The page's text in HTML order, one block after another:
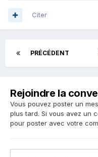
Citer
PRÉCÉDENT
Rejoindre la
Vous pouvez poster un
plus tard. Si vous avez un
pour poster avec votre